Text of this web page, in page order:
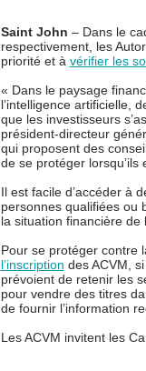
Saint John – Dans le
respectivement, les
priorité et à vérifier les
« Dans le paysage
l’intelligence artificielle,
que les investisseurs
président‑directeur
qui proposent des
de se protéger lorsqu’ils
Il est facile d’accéder à
personnes qualifiées ou
la situation financière de
Pour se protéger contre
l’inscription des ACVM,
prévoient de retenir les
pour vendre des titres
de fournir l’information
Les ACVM invitent les